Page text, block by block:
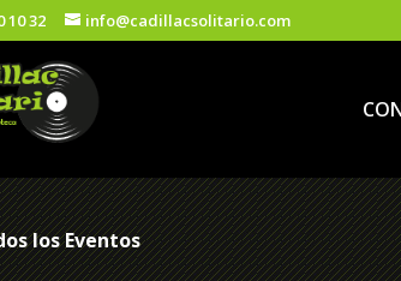
10 32 info@cadillacsolitario.com
los Eventos